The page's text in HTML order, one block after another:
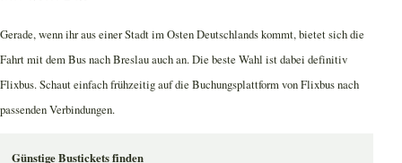
Gerade, wenn ihr aus einer Stadt im Osten Deutschlands kommt, bietet sich die
Fahrt mit dem Bus nach Breslau auch an. Die beste Wahl ist dabei definitiv
Flixbus. Schaut einfach frühzeitig auf die Buchungsplattform von Flixbus nach
passenden Verbindungen.
Günstige Bustickets finden